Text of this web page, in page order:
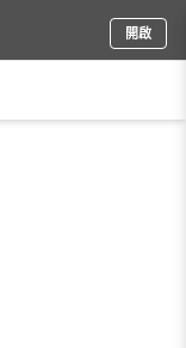
開啟